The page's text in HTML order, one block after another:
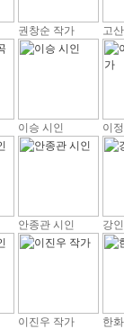
권창순 작가 고
이승 시인 이
안종관 시인 강
이진우 작가 한